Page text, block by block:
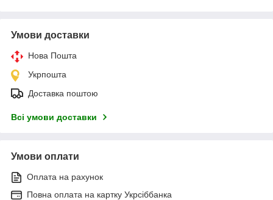
Умови доставки
Нова Пошта
Укрпошта
Доставка поштою
Всі умови доставки
Умови оплати
Оплата на рахунок
Повна оплата на картку Укрсіббанка